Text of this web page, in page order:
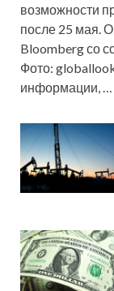
возможности
после 25 мая.
Bloomberg со
Фото:
информации, …